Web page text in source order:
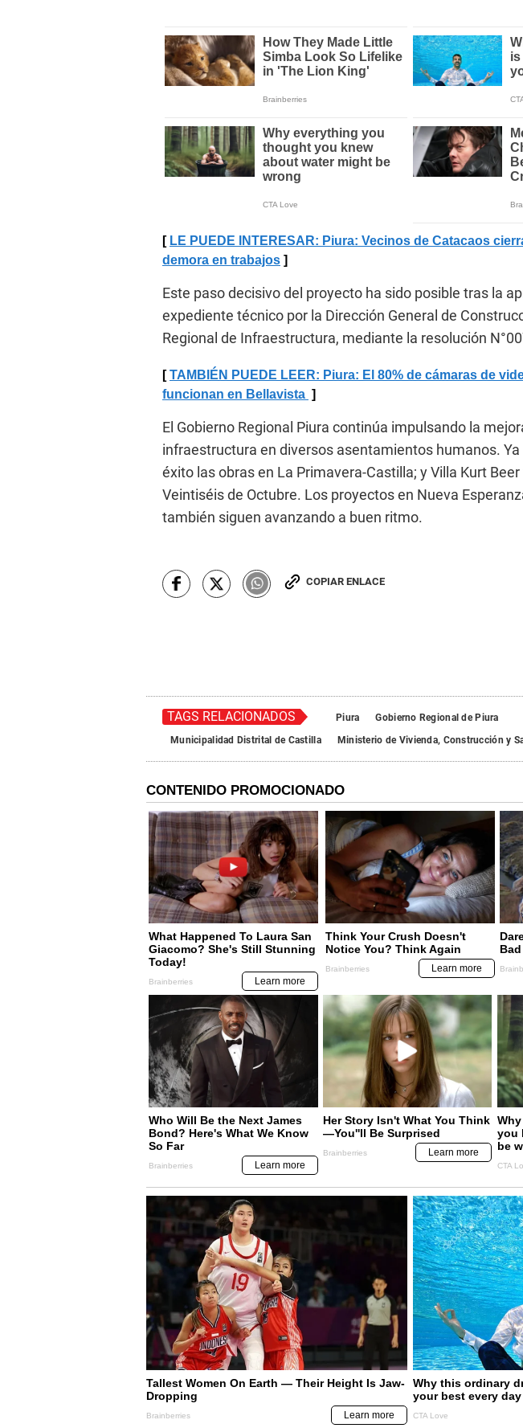
LE PUEDE INTERESAR: Piura: Vecinos de Catacaos
demora en trabajos
Este paso decisivo del proyecto ha sido posible tras la
expediente técnico por la Dirección General de
Regional de Infraestructura, mediante la resolución
TAMBIÉN PUEDE LEER: Piura: El 80% de cámaras de
funcionan en Bellavista
El Gobierno Regional Piura continúa impulsando la
infraestructura en diversos asentamientos humanos.
éxito las obras en La Primavera-Castilla; y Villa Kurt Beer
Veintiséis de Octubre. Los proyectos en Nueva
también siguen avanzando a buen ritmo.
COPIAR ENLACE
TAGS RELACIONADOS Piura
Gobierno Regional de Piura
Municipalidad Distrital de Castilla
Ministerio de Vivienda, Construcción y